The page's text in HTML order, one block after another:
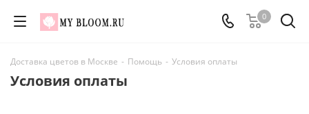
0
Доставка цветов в Москве - Помощь - Условия оплаты
Условия оплаты